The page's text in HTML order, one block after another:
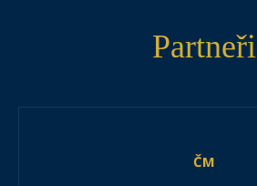
Partneři
ČM